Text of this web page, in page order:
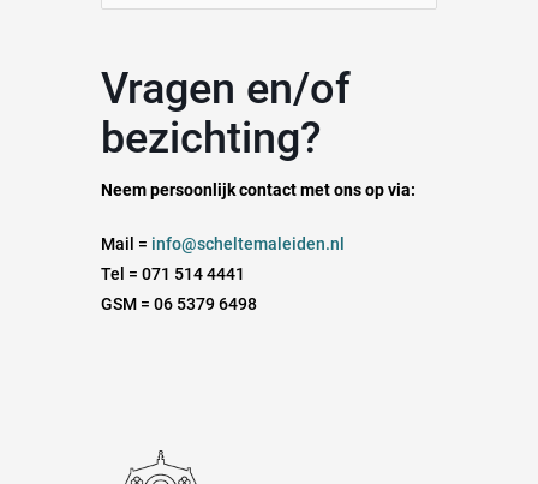
naar:
Vragen en/of
bezichting?
Neem persoonlijk contact met ons op via:
Mail = info@scheltemaleiden.nl
Tel = 071 514 4441
GSM = 06 5379 6498